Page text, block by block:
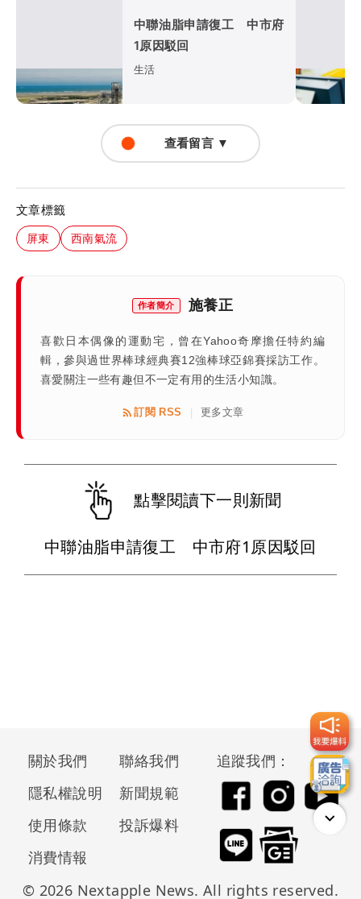
中聯油脂申請復工 中市府
1原因駁回
生活
查看留言 ▼
文章標籤
屏東 西南氣流
作者簡介 施養正
喜歡日本偶像的運動宅，曾在Yahoo奇摩擔任特約編
輯，參與過世界棒球經典賽12強棒球亞錦賽採訪工作。
喜愛關注一些有趣但不一定有用的生活小知識。
訂閱 RSS | 更多文章
點擊閱讀下一則新聞
中聯油脂申請復工 中市府1原因駁回
關於我們
聯絡我們
隱私權說明
新聞規範
使用條款
投訴爆料
消費情報
追蹤我們：
© 2026 Nextapple News. All rights reserved.